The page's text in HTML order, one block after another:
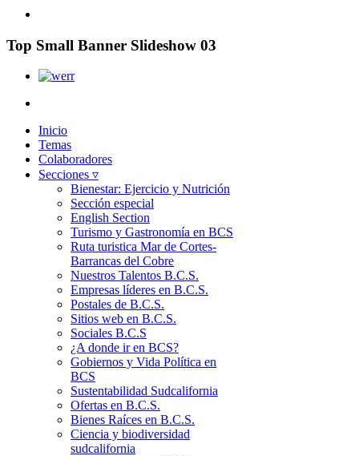
Top Small Banner Slideshow 03
Inicio
Temas
Colaboradores
Secciones ▿
Bienestar: Ejercicio y Nutrición
Sección especial
English Section
Turismo y Gastronomía en BCS
Ruta turistica Mar de Cortes-
Barrancas del Cobre
Nuestros Talentos B.C.S.
Empresas líderes en B.C.S.
Postales de B.C.S.
Sitios web en B.C.S.
Sociales B.C.S
¿A donde ir en BCS?
Gobiernos y Vida Política en
BCS
Sustentabilidad Sudcalifornia
Ofertas en B.C.S.
Bienes Raíces en B.C.S.
Ciencia y biodiversidad
sudcalifornia